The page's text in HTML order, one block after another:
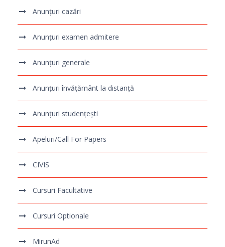
Anunțuri cazări
Anunțuri examen admitere
Anunțuri generale
Anunțuri învățământ la distanță
Anunțuri studențești
Apeluri/Call For Papers
CIVIS
Cursuri Facultative
Cursuri Optionale
MirunAd